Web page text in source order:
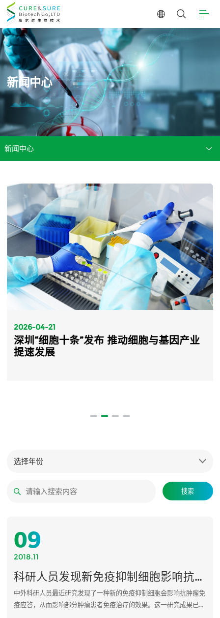
新闻中心
新闻中心
2026-04-21
深圳“细胞十条”发布 推动细胞与基因产业
提速发展
选择年份
搜索
09
2018.11
科研人员发现新免疫抑制细胞影响抗肿瘤免疫应答
中外科研人员最近研究发现了一种新的免疫抑制细胞会影响抗肿瘤免
疫应答，从而影响部分肿瘤患者免疫治疗的效果。这一研究成果已在